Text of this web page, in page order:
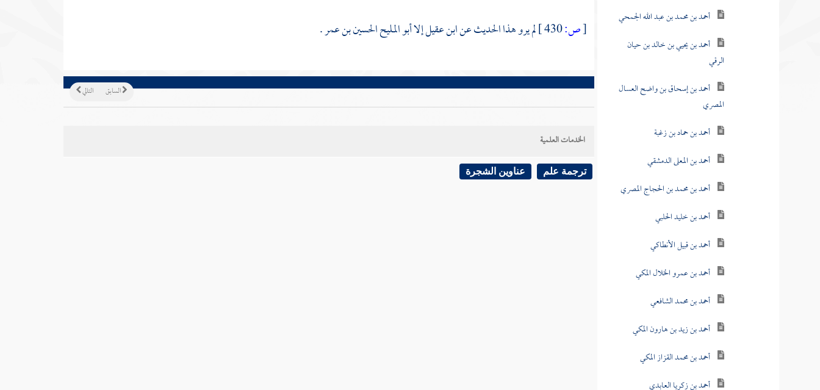
أحمد بن محمد بن عبد الله الجمحي
أحمد بن يحيي بن خالد بن حيان
الرقي
أحمد بن إسحاق بن واضح العسال
المصري
أحمد بن حماد بن زغبة
أحمد بن المعلى الدمشقي
أحمد بن محمد بن الحجاج المصري
أحمد بن خليد الحلبي
أحمد بن قبيل الأنطاكي
أحمد بن عمرو الخلال المكي
أحمد بن محمد الشافعي
أحمد بن زيد بن هارون المكي
أحمد بن محمد القزاز المكي
أحمد بن زكريا العابدي
[ص: لم يرو هذا الحديث عنابن عقيلإلاأبو المليح الحسين بن عمر.
التالي السابق
الخدمات العلمية
ترجمة علم عناوين الشجرة